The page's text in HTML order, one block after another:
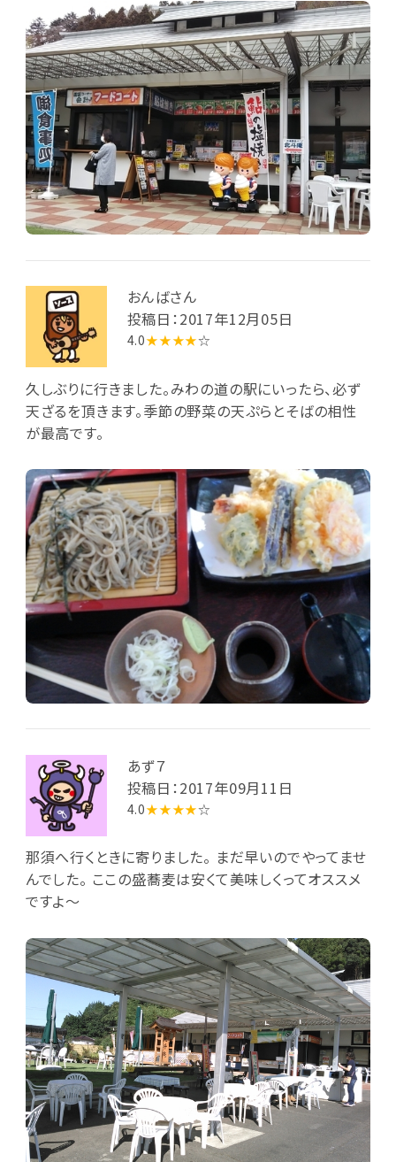
おんばさん
投稿日：2017年12月05日
4.0★★★★☆
久しぶりに行きました。みわの道の駅にいったら、必ず
天ざるを頂きます。季節の野菜の天ぷらとそばの相性
が最高です。
あず７
投稿日：2017年09月11日
4.0★★★★☆
那須へ行くときに寄りました。 まだ早いのでやってませ
んでした。 ここの盛蕎麦は安くて美味しくってオススメ
ですよ～